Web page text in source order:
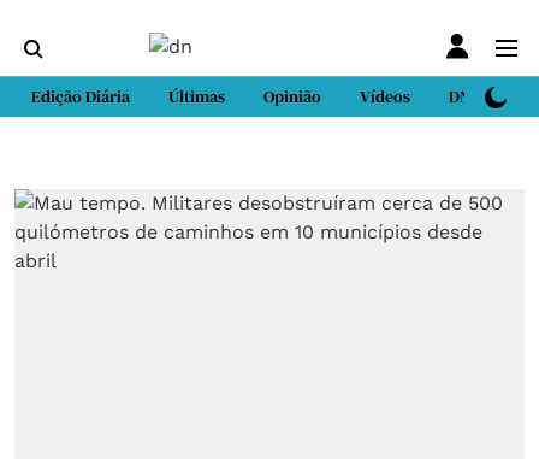
Edição Diária Últimas Opinião Vídeos DN Sport